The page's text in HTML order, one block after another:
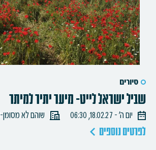
סיורים
שביל ישראל לייט- מיער יתיר למיתר
יום ה׳ - 18.02.27, 06:30 שוהם לא מסומן-1
לפרטים נוספים